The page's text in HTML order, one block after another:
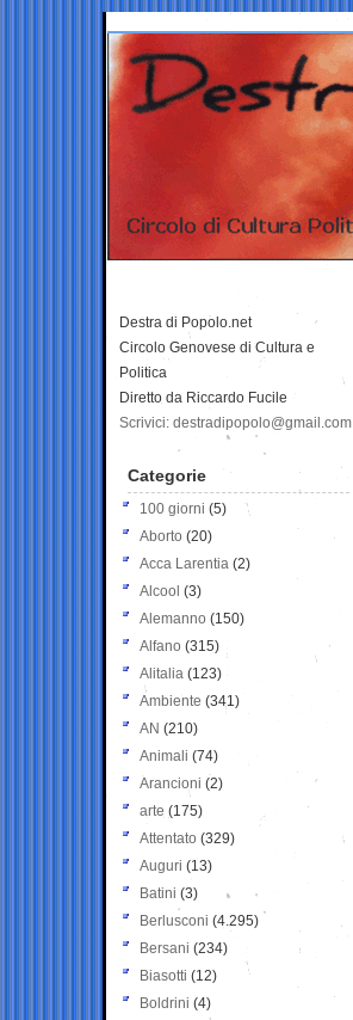
Destra di Popolo.net
Circolo Genovese di Cultura e
Politica
Diretto da Riccardo Fucile
Scrivici: destradipopolo@gmail.com
Categorie
100 giorni (5)
Aborto (20)
Acca Larentia (2)
Alcool (3)
Alemanno (150)
Alfano (315)
Alitalia (123)
Ambiente (341)
AN (210)
Animali (74)
Arancioni (2)
arte (175)
Attentato (329)
Auguri (13)
Batini (3)
Berlusconi (4.295)
Bersani (234)
Biasotti (12)
Boldrini (4)